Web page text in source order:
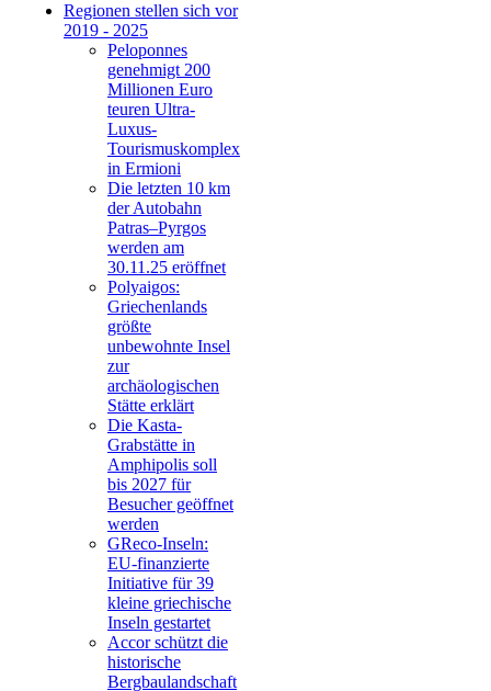
Regionen stellen sich vor
2019 - 2025
Peloponnes
genehmigt 200
Millionen Euro
teuren Ultra-
Luxus-
Tourismuskomplex
in Ermioni
Die letzten 10 km
der Autobahn
Patras–Pyrgos
werden am
30.11.25 eröffnet
Polyaigos:
Griechenlands
größte
unbewohnte Insel
zur
archäologischen
Stätte erklärt
Die Kasta-
Grabstätte in
Amphipolis soll
bis 2027 für
Besucher geöffnet
werden
GReco-Inseln:
EU-finanzierte
Initiative für 39
kleine griechische
Inseln gestartet
Accor schützt die
historische
Bergbaulandschaft